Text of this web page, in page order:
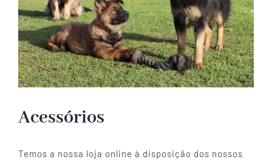
Guia do Cachorro
Planos
Informações úteis
Acessórios
Temos a nossa loja online à disposição dos nossos